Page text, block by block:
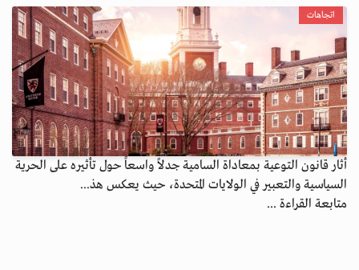
اتجاهات
أثار قانون التوعية بمعاداة السامية جدلاً واسعاً حول تأثيره على الحرية
السياسية والتعبير في الولايات المتحدة، حيث يعكس هذ...
متابعة القراءة ...